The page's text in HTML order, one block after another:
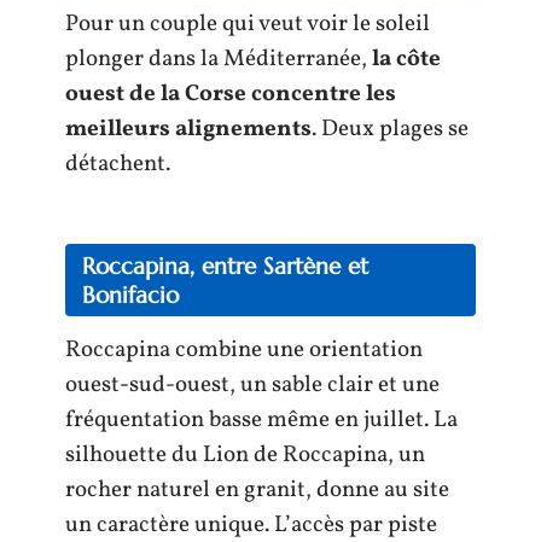
Pour un couple qui veut voir le soleil
plonger dans la Méditerranée,la côte
ouest de la Corse concentre les
meilleurs alignements. Deux plages se
détachent.
Roccapina, entre Sartène et
Bonifacio
Roccapina combine une orientation
ouest-sud-ouest, un sable clair et une
fréquentation basse même en juillet. La
silhouette du Lion de Roccapina, un
rocher naturel en granit, donne au site
un caractère unique. L’accès par piste